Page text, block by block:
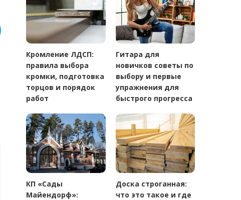
Кромление ЛДСП:
правила выбора
кромки, подготовка
торцов и порядок
работ
Гитара для
новичков советы по
выбору и первые
упражнения для
быстрого прогресса
КП «Сады
Майендорф»:
Доска строганная:
что это такое и где